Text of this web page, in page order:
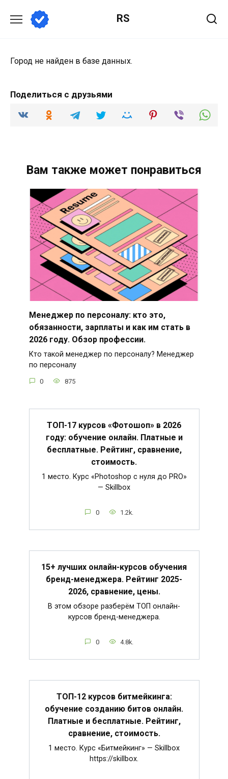
содержанию
RS
Город не найден в базе данных.
Поделиться с друзьями
Вам также может понравиться
Менеджер по персоналу: кто это,
обязанности, зарплаты и как им стать в
2026 году. Обзор профессии.
Кто такой менеджер по персоналу? Менеджер
по персоналу
0 875
ТОП-17 курсов «Фотошоп» в 2026
году: обучение онлайн. Платные и
бесплатные. Рейтинг, сравнение,
стоимость.
1 место. Курс «Photoshop с нуля до PRO»
— Skillbox
0 1.2k.
15+ лучших онлайн-курсов обучения
бренд-менеджера. Рейтинг 2025-
2026, сравнение, цены.
В этом обзоре разберём ТОП онлайн-
курсов бренд-менеджера.
0 4.8k.
ТОП-12 курсов битмейкинга:
обучение созданию битов онлайн.
Платные и бесплатные. Рейтинг,
сравнение, стоимость.
1 место. Курс «Битмейкинг» — Skillbox
https://skillbox.